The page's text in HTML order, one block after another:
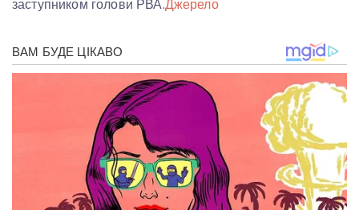
заступником голови РВА.Джерело